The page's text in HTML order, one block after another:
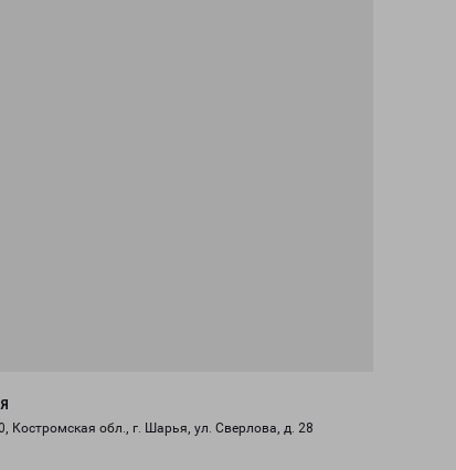
Костромская обл., г. Шарья, ул. Сверлова, д. 28